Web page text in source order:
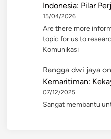
Indonesia: Pilar
15/04/2026
Are there more
topic for us to
Komunikasi
Rangga dwi jaya on
Kemaritiman:
07/12/2025
Sangat membantu